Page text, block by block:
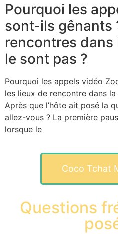
Pourquoi les
sont-ils gênants
rencontres dans
le sont pas ?
Pourquoi les appels vidéo
les lieux de rencontre dans
Après que l’hôte ait posé la
allez-vous ? La première
lorsque le
Coco Tchat
Questions